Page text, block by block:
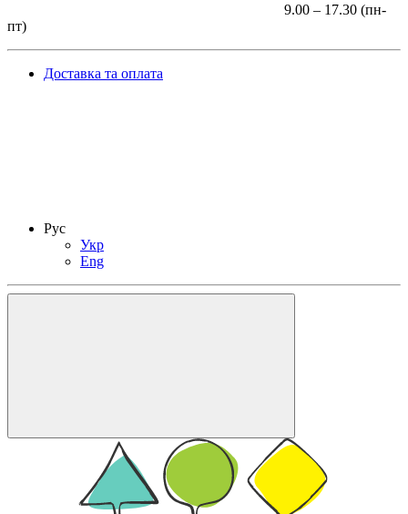
9.00 – 17.30 (пн-
пт)
Доставка та оплата
Рус
Укр
Eng